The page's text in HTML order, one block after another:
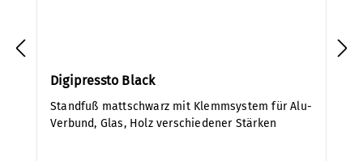
Digipressto Black
Standfuß mattschwarz mit Klemmsystem für Alu-
Verbund, Glas, Holz verschiedener Stärken